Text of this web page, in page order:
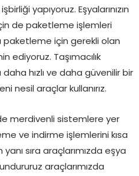
yapıyoruz. Eşyalarınızın
de paketleme işlemleri
paketleme için gerekli olan
ediyoruz. Taşımacılık
hızlı ve daha güvenilir bir
nesil araçlar kullanırız.
merdivenli sistemlere yer
ve indirme işlemlerini kısa
sıra araçlarımızda eşya
araçlarımızda